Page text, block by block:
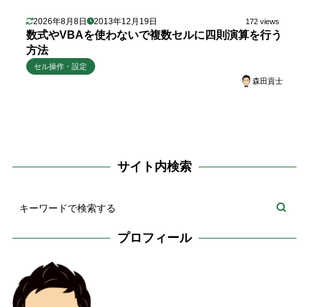
2026年8月8日 2013年12月19日 172 views
数式やVBAを使わないで複数セルに四則演算を行う
方法
セル操作・設定
森田貢士
サイト内検索
プロフィール